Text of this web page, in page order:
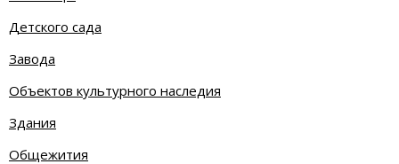
Детского сада
Завода
Объектов культурного наследия
Здания
Общежития